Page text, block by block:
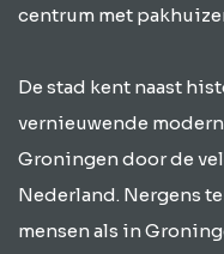
centrum met
De stad kent naast
vernieuwende
Groningen door de
Nederland. Nergens
mensen als in